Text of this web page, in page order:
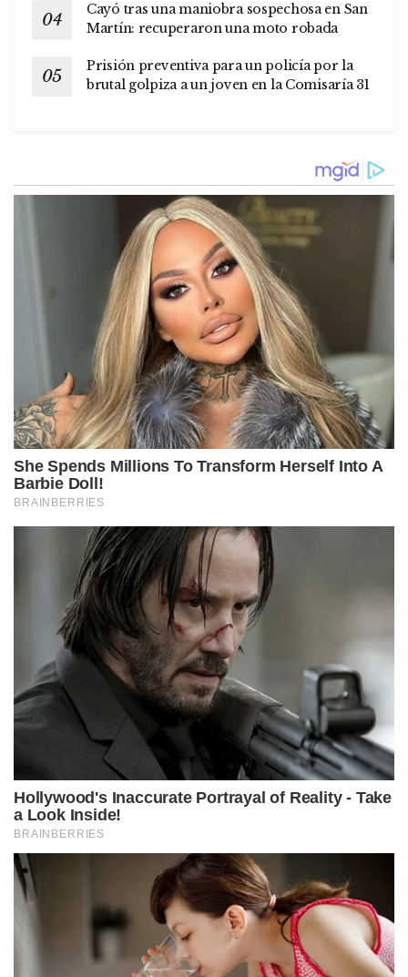
Cayó tras una maniobra sospechosa en San
Martín: recuperaron una moto robada
Prisión preventiva para un policía por la
brutal golpiza a un joven en la Comisaría 31